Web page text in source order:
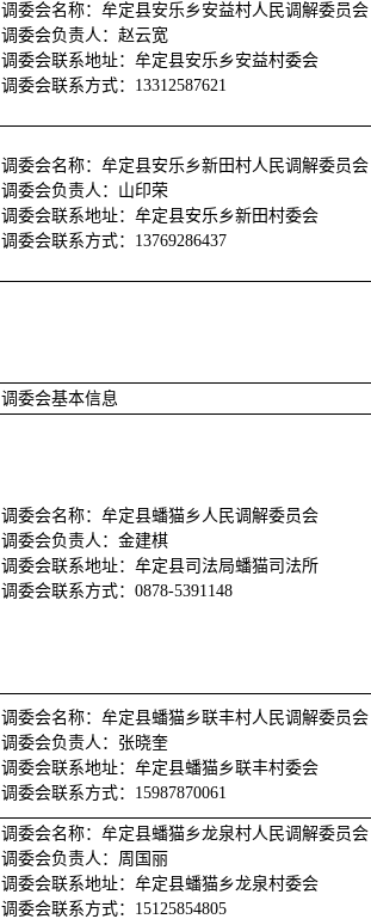
调委会名称：牟定县安乐乡安益村人民调解委员会
调委会负责人：赵云宽
调委会联系地址：牟定县安乐乡安益村委会
调委会联系方式：13312587621
调委会名称：牟定县安乐乡新田村人民调解委员会
调委会负责人：山印荣
调委会联系地址：牟定县安乐乡新田村委会
调委会联系方式：13769286437
调委会基本信息
调委会名称：牟定县蟠猫乡人民调解委员会
调委会负责人：金建棋
调委会联系地址：牟定县司法局蟠猫司法所
调委会联系方式：0878-5391148
调委会名称：牟定县蟠猫乡联丰村人民调解委员会
调委会负责人：张晓奎
调委会联系地址：牟定县蟠猫乡联丰村委会
调委会联系方式：15987870061
调委会名称：牟定县蟠猫乡龙泉村人民调解委员会
调委会负责人：周国丽
调委会联系地址：牟定县蟠猫乡龙泉村委会
调委会联系方式：15125854805